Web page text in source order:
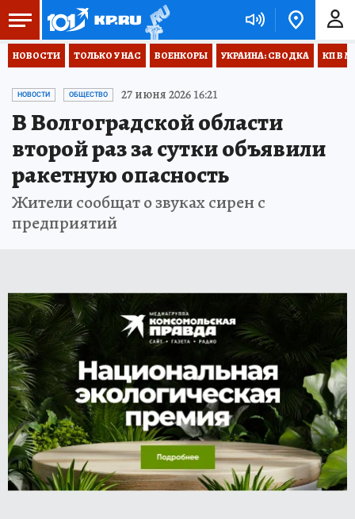
НОВОСТИ ТОЛЬКО У НАС ВОЕНКОРЫ УКРАИНА: СВОДКА КП В
НОВОСТИ ОБЩЕСТВО 27 июня 2026 16:21
В Волгоградской области
второй раз за сутки объявили
ракетную опасность
Жители сообщат о звуках сирен с
предприятий